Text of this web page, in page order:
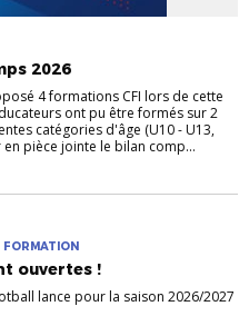
2026
4 formations CFI lors de cette
ont pu être formés sur 2
catégories d'âge (U10 - U13,
pièce jointe le bilan comp...
ouvertes !
lance pour la saison 2026/2027